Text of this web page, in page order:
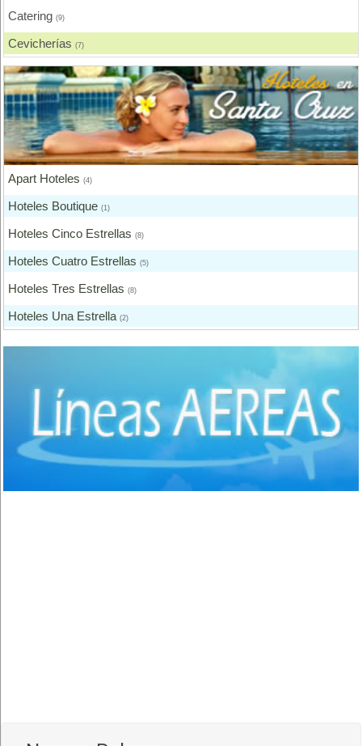
Catering(9)
Cevicherías(7)
Chicharronerías(8)
Chifas, Comida China(2)
Churrasquerías (28)
Comida Árabe(3)
Comida Brasilera
Comida Coreana(1)
Comida Española(2)
Comida Francesa(6)
Comida Fusión(3)
Comida Gourmet(3)
Comida Hindú(1)
Comida Italiana (6)
Comida Japonesa(7)
Comida Mexicana(1)
Apart Hoteles(4)
Hoteles Boutique(1)
Hoteles Cinco Estrellas(8)
Hoteles Cuatro Estrellas(5)
Hoteles Tres Estrellas(8)
Hoteles Una Estrella(2)
Otros Hoteles(1)